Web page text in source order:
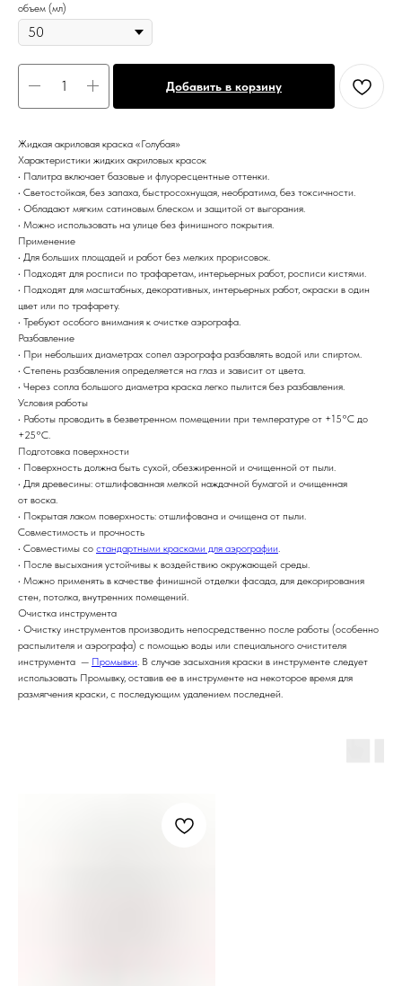
объем (мл)
Добавить в корзину
Жидкая акриловая краска «Голубая»
Характеристики жидких акриловых красок
• Палитра включает базовые и флуоресцентные оттенки.
• Светостойкая, без запаха, быстросохнущая, необратима, без токсичности.
• Обладают мягким сатиновым блеском и защитой от выгорания.
• Можно использовать на улице без финишного покрытия.
Применение
• Для больших площадей и работ без мелких прорисовок.
• Подходят для росписи по трафаретам, интерьерных работ, росписи кистями.
• Подходят для масштабных, декоративных, интерьерных работ, окраски в один
цвет или по трафарету.
• Требуют особого внимания к очистке аэрографа.
Разбавление
• При небольших диаметрах сопел аэрографа разбавлять водой или спиртом.
• Степень разбавления определяется на глаз и зависит от цвета.
• Через сопла большого диаметра краска легко пылится без разбавления.
Условия работы
• Работы проводить в безветренном помещении при температуре от +15°С до
+25°С.
Подготовка поверхности
• Поверхность должна быть сухой, обезжиренной и очищенной от пыли.
• Для древесины: отшлифованная мелкой наждачной бумагой и очищенная
от воска.
• Покрытая лаком поверхность: отшлифована и очищена от пыли.
Совместимость и прочность
• Совместимы со стандартными красками для аэрографии.
• После высыхания устойчивы к воздействию окружающей среды.
• Можно применять в качестве финишной отделки фасада, для декорирования
стен, потолка, внутренних помещений.
Очистка инструмента
• Очистку инструментов производить непосредственно после работы (особенно
распылителя и аэрографа) с помощью воды или специального очистителя
инструмента — Промывки. В случае засыхания краски в инструменте следует
использовать Промывку, оставив ее в инструменте на некоторое время для
размягчения краски, с последующим удалением последней.